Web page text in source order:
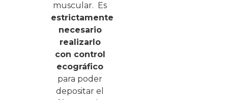
muscular.
Es
estrictamente
necesario
realizarlo
con control
ecográfico
para poder
depositar el